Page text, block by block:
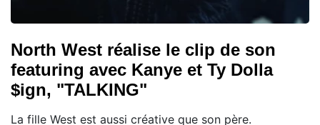
North West réalise le clip de son
featuring avec Kanye et Ty Dolla
$ign, "TALKING"
La fille West est aussi créative que son père.